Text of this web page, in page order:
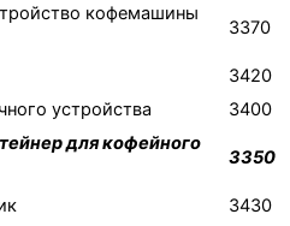
кофемашины
3370
3420
устройства
3400
для кофейного
3350
3430